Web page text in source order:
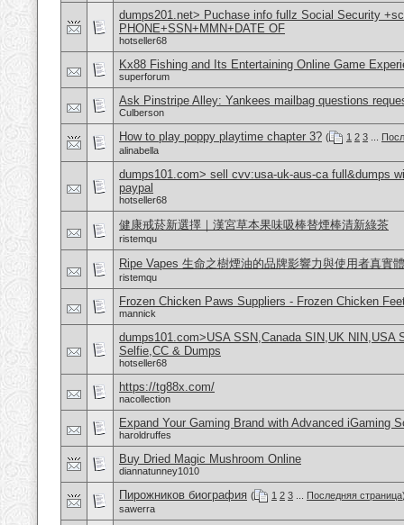
dumps201.net> Puchase info fullz Social Security
PHONE+SSN+MMN+DATE OF
hotseller68
Kx88 Fishing and Its Entertaining Online Game
superforum
Ask Pinstripe Alley: Yankees mailbag questions
Culberson
How to play poppy playtime chapter 3? ( 1 2 3
alinabella
dumps101.com> sell cvv:usa-uk-aus-ca full&dumps
paypal
hotseller68
健康戒菸新選擇｜漢宮草本果味吸棒替煙棒清新綠茶
ristemqu
Ripe Vapes 生命之樹煙油的品牌影響力與使用者真實
ristemqu
Frozen Chicken Paws Suppliers - Frozen Chicken
mannick
dumps101.com>USA SSN,Canada SIN,UK NIN,USA
Selfie,CC & Dumps
hotseller68
https://tg88x.com/
nacollection
Expand Your Gaming Brand with Advanced iGaming
haroldruffes
Buy Dried Magic Mushroom Online
diannatunney1010
Пирожников биография ( 1 2 3 Последняя страница
sawerra